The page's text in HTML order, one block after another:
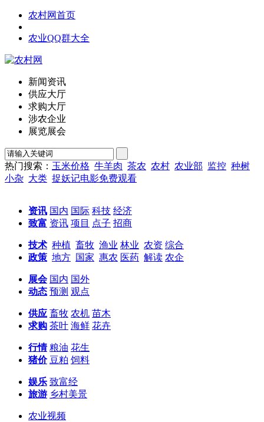
农村网首页
农业QQ群大全
新闻资讯
供应大厅
求购大厅
涉农企业
展览展会
热门搜索： 玉米价格 牛羊肉 茶农 农村 农业部 监控 种树
小杂 大类 捉妖记电影免费观看
资讯 国内 国际 科技 经济
致富 资讯 项目 点子 招商
技术 种植 畜牧 渔业 林业 农资 综合
政策 地方 国家 惠农 医药 解读 农企
展会 国内 国外
动态 预测 观点
供应 畜牧 农机 苗木
求购 茶叶 海鲜 花卉
行情 粮油 花生
猪价 豆粕 饲料
娱乐 致富经
旅游 乡村美景
农业视频